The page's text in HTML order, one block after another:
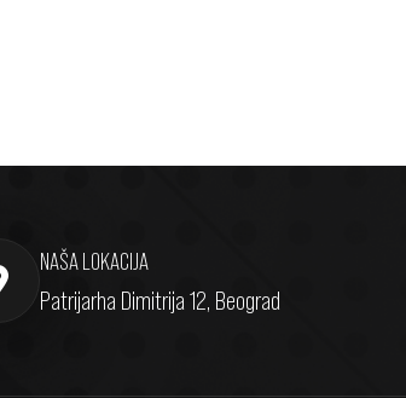
NAŠA LOKACIJA
Patrijarha Dimitrija 12, Beograd